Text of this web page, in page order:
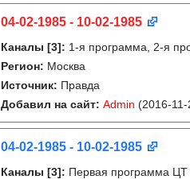
04-02-1985 - 10-02-1985
Каналы [3]: 1-я программа, 2-я
Регион: Москва
Источник: Правда
Добавил на сайт: Admin (2016-
04-02-1985 - 10-02-1985
Каналы [3]: Первая программа